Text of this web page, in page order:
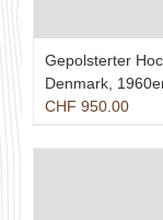
Gepolsterter
Denmark,
CHF 950.00